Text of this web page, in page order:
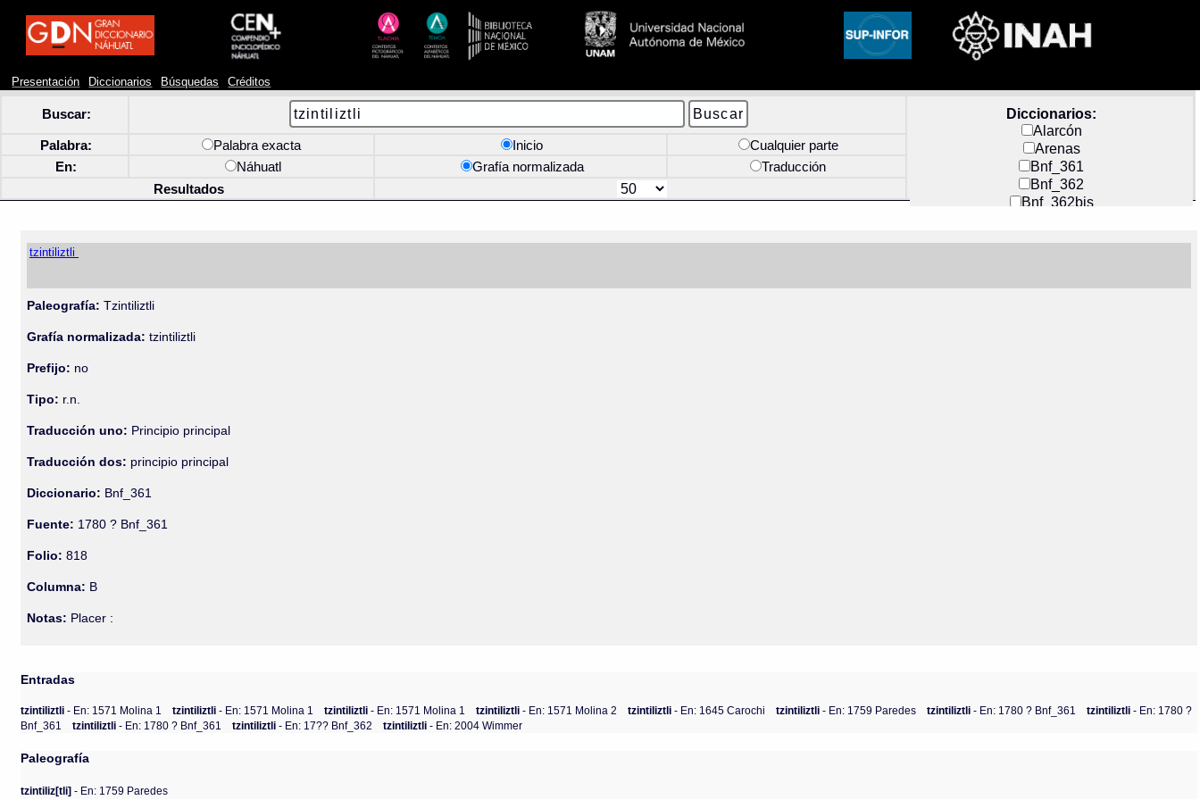
Presentación Diccionarios Búsquedas Créditos
Buscar:
Diccionarios:
Alarcón
Arenas
Bnf_361
Bnf_362
Bnf_362bis
Docs_México
Palabra: Palabra exacta Inicio
Cualquier parte
En:
Náhuatl Grafía normalizada
Traducción
Resultados
tzintiliztli
Paleografía: Tzintiliztli
Grafía normalizada: tzintiliztli
Prefijo: no
Tipo: r.n.
Traducción uno: Principio principal
Traducción dos: principio principal
Diccionario: Bnf_361
Fuente: 1780 ? Bnf_361
Folio: 818
Columna: B
Notas: Placer :
Entradas
tzintiliztli- En: 1571 Molina 1 tzintiliztli- En: 1571 Molina 1 tzintiliztli- En: 1571 Molina 1 tzintiliztli- En: 1571 Molina 2 tzintiliztli- En: 1645 Carochi tzintiliztli- En: 1759 Paredes tzintiliztli- En: 1780 ? Bnf_361 tzintiliztli- En: 1780 ?
Bnf_361
tzintiliztli- En: 1780 ? Bnf_361 tzintiliztli- En: 17?? Bnf_362 tzintiliztli- En: 2004 Wimmer
Paleografía
tzintiliz[tli] - En: 1759 Paredes